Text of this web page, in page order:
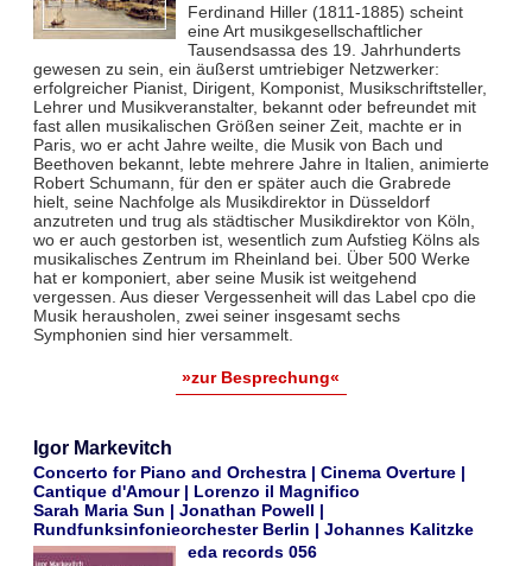
Ferdinand Hiller (1811-1885) scheint
eine Art musikgesellschaftlicher
Tausendsassa des 19. Jahrhunderts
gewesen zu sein, ein äußerst umtriebiger Netzwerker:
erfolgreicher Pianist, Dirigent, Komponist, Musikschriftsteller,
Lehrer und Musikveranstalter, bekannt oder befreundet mit
fast allen musikalischen Größen seiner Zeit, machte er in
Paris, wo er acht Jahre weilte, die Musik von Bach und
Beethoven bekannt, lebte mehrere Jahre in Italien, animierte
Robert Schumann, für den er später auch die Grabrede
hielt, seine Nachfolge als Musikdirektor in Düsseldorf
anzutreten und trug als städtischer Musikdirektor von Köln,
wo er auch gestorben ist, wesentlich zum Aufstieg Kölns als
musikalisches Zentrum im Rheinland bei. Über 500 Werke
hat er komponiert, aber seine Musik ist weitgehend
vergessen. Aus dieser Vergessenheit will das Label cpo die
Musik herausholen, zwei seiner insgesamt sechs
Symphonien sind hier versammelt.
»zur Besprechung«
Igor Markevitch
Concerto for Piano and Orchestra | Cinema Overture |
Cantique d'Amour | Lorenzo il Magnifico
Sarah Maria Sun | Jonathan Powell |
Rundfunksinfonieorchester Berlin | Johannes Kalitzke
eda records 056